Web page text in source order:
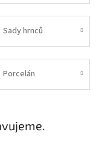
Sady hrnců
Porcelán